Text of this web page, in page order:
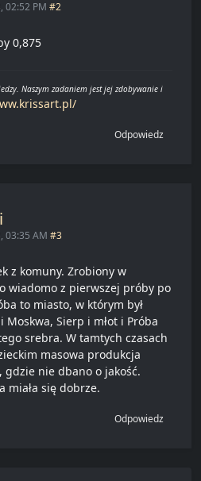
02:52 PM #2
0,875
Naszym zadaniem jest jej zdobywanie i
Odpowiedz
03:35 AM #3
z komuny. Zrobiony w
wiadomo z pierwszej próby po
to miasto, w którym był
Sierp i młot i Próba
srebra. W tamtych czasach
masowa produkcja
gdzie nie dbano o jakość.
miała się dobrze.
Odpowiedz